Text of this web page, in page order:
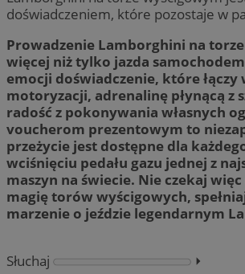
doświadczeniem, które pozostaje w
Prowadzenie Lamborghini na
więcej niż tylko jazda
emocji doświadczenie, które łączy
motoryzacji, adrenalinę płynącą z
radość z pokonywania własnych
voucherom prezentowym to
przeżycie jest dostępne dla
wciśnięciu pedału gazu jednej z
maszyn na świecie. Nie czekaj
magię torów wyścigowych,
marzenie o jeździe legendarnym
Słuchaj
⏵︎